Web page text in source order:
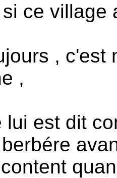
ce village
, c'est
,
lui est dit